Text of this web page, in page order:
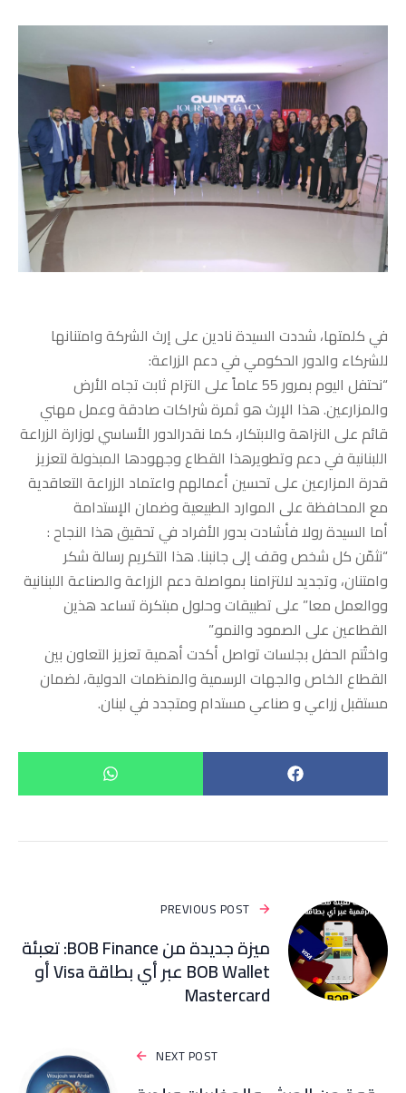
في كلمتها، شددت السيدة نادين على إرث الشركة وامتنانها
للشركاء والدور الحكومي في دعم الزراعة:
“نحتفل اليوم بمرور 55 عاماً على التزام ثابت تجاه الأرض
والمزارعين. هذا الإرث هو ثمرة شراكات صادقة وعمل مهني
قائم على النزاهة والابتكار، كما نقدرالدور الأساسي لوزارة الزراعة
اللبنانية في دعم وتطويرهذا القطاع وجهودها المبذولة لتعزيز
قدرة المزارعين على تحسين أعمالهم واعتماد الزراعة التعاقدية
مع المحافظة على الموارد الطبيعية وضمان الإستدامة
أما السيدة رولا فأشادت بدور الأفراد في تحقيق هذا النجاح :
“نثمّن كل شخص وقف إلى جانبنا. هذا التكريم رسالة شكر
وامتنان، وتجديد لالتزامنا بمواصلة دعم الزراعة والصناعة اللبنانية
ووالعمل معا” على تطبيقات وحلول مبتكرة تساعد هذين
القطاعين على الصمود والنمو.”
واختُتم الحفل بجلسات تواصل أكدت أهمية تعزيز التعاون بين
القطاع الخاص والجهات الرسمية والمنظمات الدولية، لضمان
مستقبل زراعي و صناعي مستدام ومتجدد في لبنان.
PREVIOUS POST
ميزة جديدة من BOB Finance: تعبئة
BOB Wallet عبر أي بطاقة Visa أو
Mastercard
NEXT POST